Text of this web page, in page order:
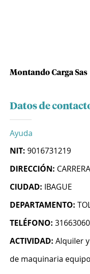
Montando Carga Sas
Datos de
Ayuda
NIT: 9016731219
DIRECCIÓN:
CIUDAD: IBAGUE
DEPARTAMENTO:
TELÉFONO:
ACTIVIDAD: Alquiler
de maquinaria